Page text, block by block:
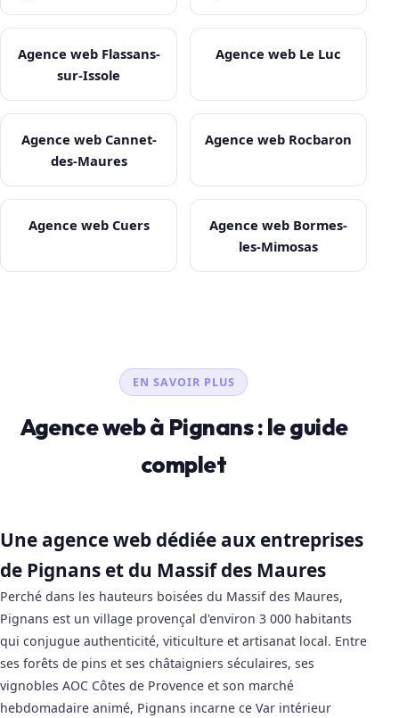
Agence web Flassans-
sur-Issole
Agence web Le Luc
Agence web Cannet-
des-Maures
Agence web Rocbaron
Agence web Cuers
Agence web Bormes-
les-Mimosas
EN SAVOIR PLUS
Agence web à Pignans : le guide
complet
Une agence web dédiée aux entreprises
de Pignans et du Massif des Maures
Perché dans les hauteurs boisées du Massif des Maures,
Pignans est un village provençal d'environ 3 000 habitants
qui conjugue authenticité, viticulture et artisanat local. Entre
ses forêts de pins et ses châtaigniers séculaires, ses
vignobles AOC Côtes de Provence et son marché
hebdomadaire animé, Pignans incarne ce Var intérieur